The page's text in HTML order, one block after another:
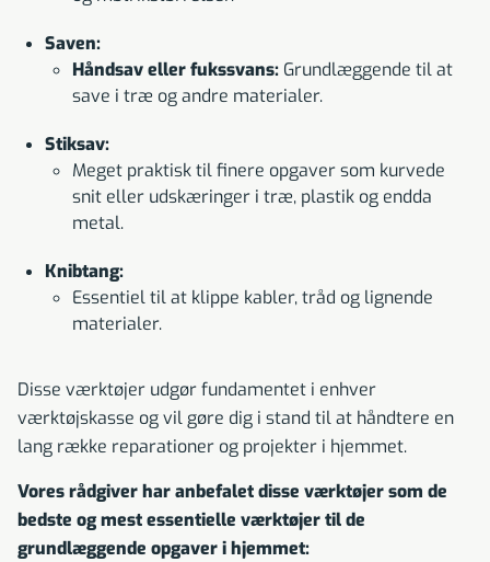
Saven:
Håndsav eller fukssvans: Grundlæggende til at
save i træ og andre materialer.
Stiksav:
Meget praktisk til finere opgaver som kurvede
snit eller udskæringer i træ, plastik og endda
metal.
Knibtang:
Essentiel til at klippe kabler, tråd og lignende
materialer.
Disse værktøjer udgør fundamentet i enhver
værktøjskasse og vil gøre dig i stand til at håndtere en
lang række reparationer og projekter i hjemmet.
Vores rådgiver har anbefalet disse værktøjer som de
bedste og mest essentielle værktøjer til de
grundlæggende opgaver i hjemmet: